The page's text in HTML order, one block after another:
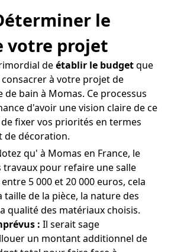
le
votre projet
deétablir le budgetque
à votre projet de
de bain à Momas. Ce processus
d'avoir une vision claire de ce
fixer vos priorités en termes
de décoration.
qu' à Momas en France, le
travaux pour refaire une salle
5 000 et 20 000 euros, cela
de la pièce, la nature des
qualité des matériaux choisis.
: Il serait sage
un montant additionnel de